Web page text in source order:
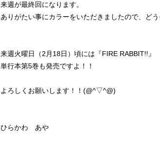
来週が最終回になります。
ありがたい事にカラーをいただきましたので、ど
来週火曜日（2月18日）頃には『FIRE RABBIT!!』
単行本第5巻も発売ですよ！！
よろしくお願いします！！(@^▽^@)
ひらかわ あや